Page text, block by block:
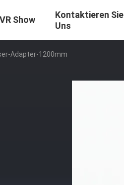
VR Show
Kontaktieren Sie
Uns
Adapter-1200mm